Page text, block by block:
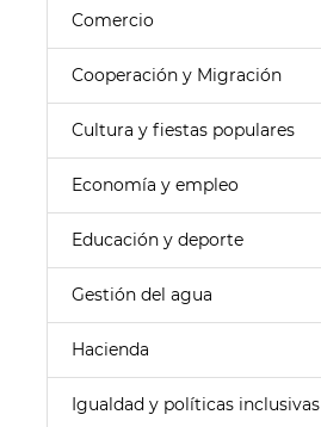
Comercio
Cooperación y Migración
Cultura y fiestas populares
Economía y empleo
Educación y deporte
Gestión del agua
Hacienda
Igualdad y políticas inclusivas